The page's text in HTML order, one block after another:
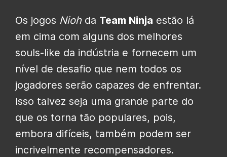
Os jogos Niohda Team Ninja estão lá
em cima com alguns dos melhores
souls-like da indústria e fornecem um
nível de desafio que nem todos os
jogadores serão capazes de enfrentar.
Isso talvez seja uma grande parte do
que os torna tão populares, pois,
embora difíceis, também podem ser
incrivelmente recompensadores.